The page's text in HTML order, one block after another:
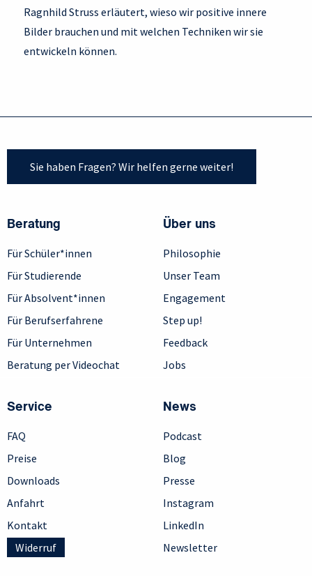
Ragnhild Struss erläutert, wieso wir positive innere
Bilder brauchen und mit welchen Techniken wir sie
entwickeln können.
Sie haben Fragen? Wir helfen gerne weiter!
Beratung
Für Schüler*innen
Für Studierende
Für Absolvent*innen
Für Berufserfahrene
Für Unternehmen
Beratung per Videochat
Über uns
Philosophie
Unser Team
Engagement
Step up!
Feedback
Jobs
Service
FAQ
Preise
Downloads
Anfahrt
Kontakt
Widerruf
News
Podcast
Blog
Presse
Instagram
LinkedIn
Newsletter